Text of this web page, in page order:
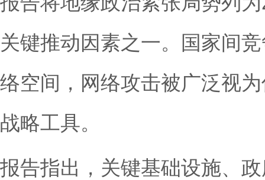
关键推动因素之一。国家间
络空间，网络攻击被广泛视
战略工具。
报告指出，关键基础设施、